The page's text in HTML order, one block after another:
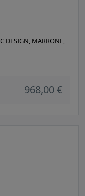
DESIGN, MARRONE,
968,00 €